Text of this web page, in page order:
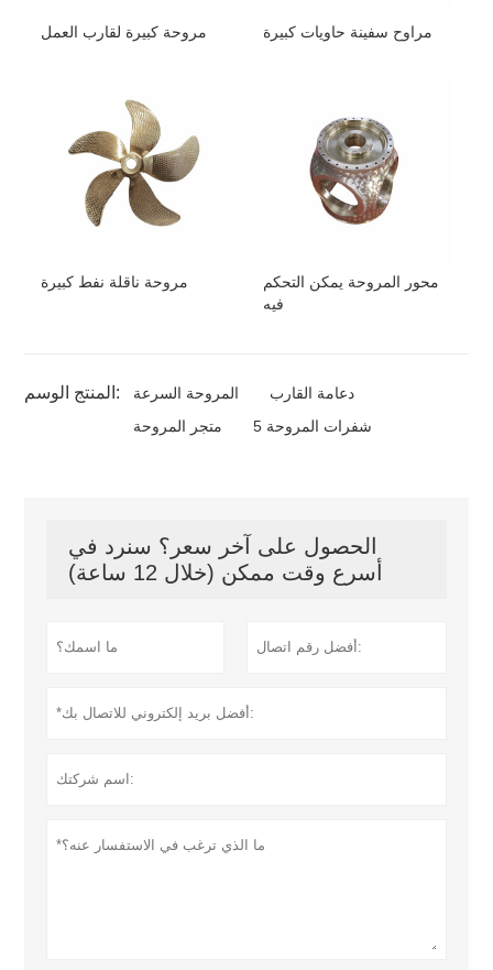
مروحة كبيرة لقارب العمل مراوح سفينة حاويات كبيرة
مروحة ناقلة نفط كبيرة
محور المروحة يمكن التحكم
فيه
المنتج الوسم: المروحة السرعة
دعامة القارب
متجر المروحة
5 شفرات المروحة
الحصول على آخر سعر؟ سنرد في
أسرع وقت ممكن (خلال 12 ساعة)